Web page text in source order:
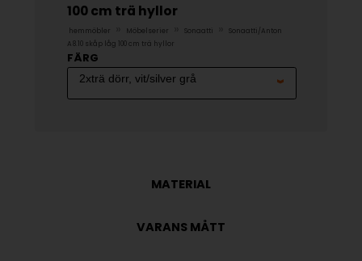
100 cm trä hyllor
hemmöbler Möbelserier Sonaatti
Sonaatti/Anton
A8.10 skåp låg 100 cm trä hyllor
FÄRG
MATERIAL
VARANS MÅTT